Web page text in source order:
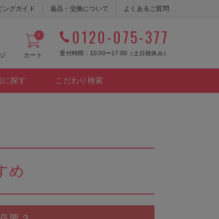
カート
0 0120-075-377
受付時間：10:00〜17:00（土日祝休み）
ングガイド 返品・交換について よくあるご質問
に探す こだわり検索
め